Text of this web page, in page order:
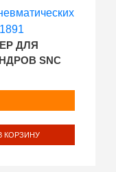
ДЛЯ
SNC
КОРЗИНУ